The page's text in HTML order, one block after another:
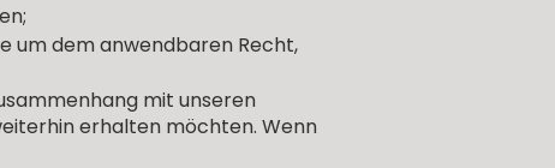
um dem anwendbaren Recht,
mit unseren
erhalten möchten. Wenn